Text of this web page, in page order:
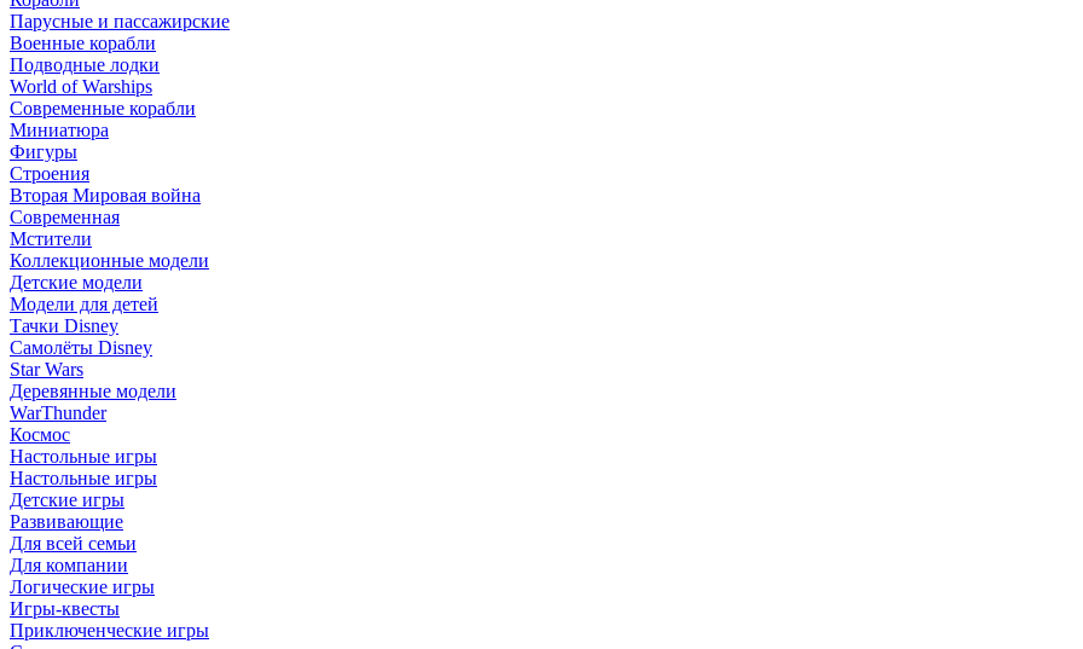
Парусные и пассажирские
Военные корабли
Подводные лодки
World of Warships
Современные корабли
Миниатюра
Фигуры
Строения
Вторая Мировая война
Современная
Мстители
Коллекционные модели
Детские модели
Модели для детей
Тачки Disney
Самолёты Disney
Star Wars
Деревянные модели
WarThunder
Космос
Настольные игры
Настольные игры
Детские игры
Развивающие
Для всей семьи
Для компании
Логические игры
Игры-квесты
Приключенческие игры